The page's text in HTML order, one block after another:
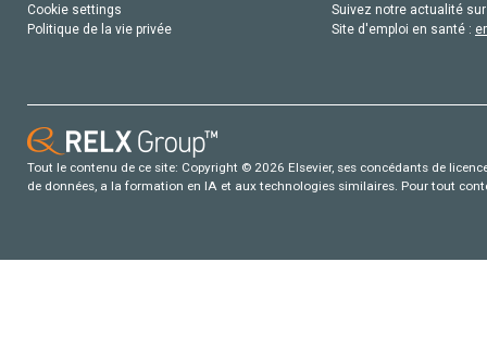
Cookie settings
Politique de la vie privée
Suivez notre actualité
Site d'emploi en santé :
Tout le contenu de ce site: Copyright © 2026 Elsevier, ses concédants de
de données, a la formation en IA et aux technologies similaires. Pour tout